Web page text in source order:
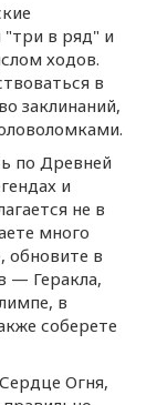
"три в ряд" и
ходов.
в
заклинаний,
по Древней
и
не в
много
обновите в
— Геракла,
в
соберете
Огня,